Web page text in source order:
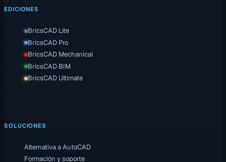
EDICIONES
BricsCAD Lite
BricsCAD Pro
BricsCAD Mechanical
BricsCAD BIM
BricsCAD Ultimate
SOLUCIONES
Alternativa a AutoCAD
Formación y soporte